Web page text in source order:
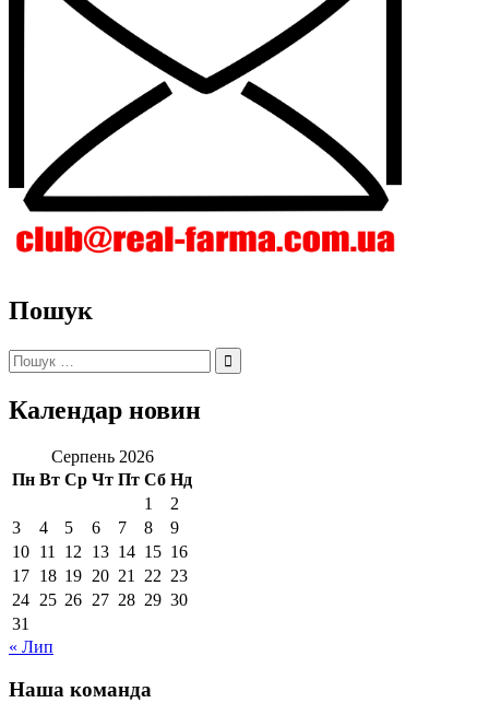
Пошук
Пошук:
Календар новин
Серпень 2026
Пн Вт Ср Чт Пт Сб Нд
1
2
3
4 5 6 7 8
9
10 11 12 13 14 15 16
17 18 19 20 21 22 23
24 25 26 27 28 29 30
31
« Лип
Наша команда